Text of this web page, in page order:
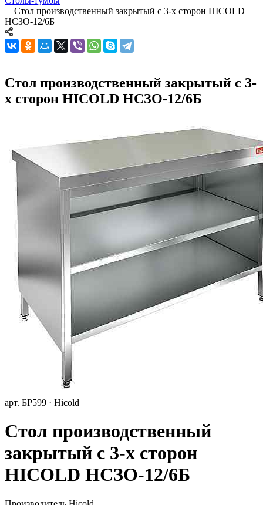
—Стол производственный закрытый с 3-х сторон HICOLD
НСЗО-12/6Б
Стол производственный закрытый с 3-
х сторон HICOLD НСЗО-12/6Б
арт. БР599 · Hicold
Стол производственный
закрытый с 3-х сторон
HICOLD НСЗО-12/6Б